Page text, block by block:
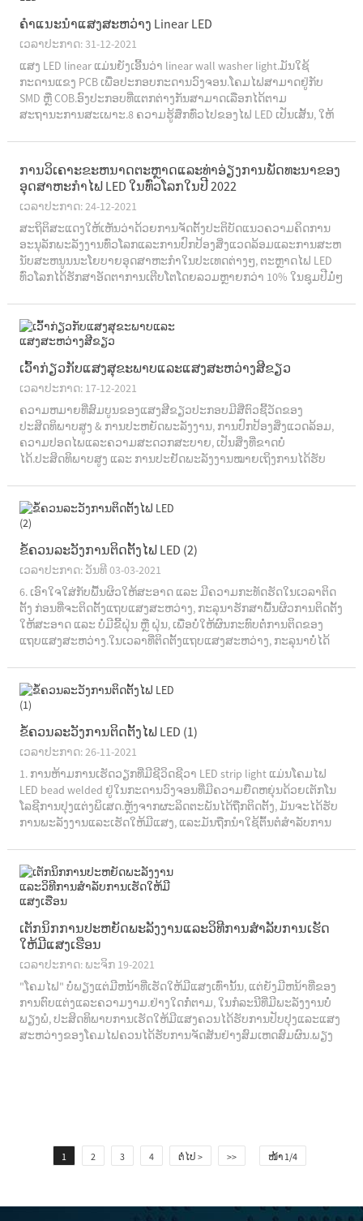
ຄໍາແນະນໍາແສງສະຫວ່າງ Linear LED
ເວລາປະກາດ: 31-12-2021
ແສງ LED linear ແມ່ນຍັງເອີ້ນວ່າ linear wall washer light.ມັນໃຊ້
ກະດານແຂງ PCB ເພື່ອປະກອບກະດານວົງຈອນ.ໂຄມໄຟສາມາດຢູ່ກັບ
SMD ຫຼື COB.ອົງປະກອບທີ່ແຕກຕ່າງກັນສາມາດເລືອກໄດ້ຕາມ
ສະຖານະການສະເພາະ.8 ຄວາມ​ຮູ້​ສຶກ​ທົ່ວ​ໄປ​ຂອງ​ໄຟ LED ເປັນ​ເສັ້ນ​, ໃຫ້​
ການ​ວິ​ເຄາະ​ຂະ​ຫນາດ​ຕະ​ຫຼາດ​ແລະ​ທ່າ​ອ່ຽງ​ການ​ພັດ​ທະ​ນາ​ຂອງ​
ອຸດ​ສາ​ຫະ​ກໍາ​ໄຟ LED ໃນ​ທົ່ວ​ໂລກ​ໃນ​ປີ 2022​
ເວລາປະກາດ: 24-12-2021
ສະຖິຕິສະແດງໃຫ້ເຫັນວ່າດ້ວຍການຈັດຕັ້ງປະຕິບັດແນວຄວາມຄິດການ
ອະນຸລັກພະລັງງານທົ່ວໂລກແລະການປົກປ້ອງສິ່ງແວດລ້ອມແລະການສະຫ
ນັບສະຫນູນນະໂຍບາຍອຸດສາຫະກໍາໃນປະເທດຕ່າງໆ, ຕະຫຼາດໄຟ LED
ທົ່ວໂລກໄດ້ຮັກສາອັດຕາການເຕີບໂຕໂດຍລວມຫຼາຍກວ່າ 10% ໃນຊຸມປີມໍ່ໆ
ເວົ້າກ່ຽວກັບແສງສຸຂະພາບແລະແສງສະຫວ່າງສີຂຽວ
ເວລາປະກາດ: 17-12-2021
ຄວາມຫມາຍທີ່ສົມບູນຂອງແສງສີຂຽວປະກອບມີສີ່ຕົວຊີ້ວັດຂອງ
ປະສິດທິພາບສູງ & ການປະຫຍັດພະລັງງານ, ການປົກປ້ອງສິ່ງແວດລ້ອມ,
ຄວາມປອດໄພແລະຄວາມສະດວກສະບາຍ, ເປັນສິ່ງທີ່ຂາດບໍ່
ໄດ້.ປະສິດທິພາບສູງ ແລະ ການປະຢັດພະລັງງານໝາຍເຖິງການໄດ້ຮັບ
ເຖິງການໄດ້ຮັບແສງໄຟຢ່າງພຽງພໍ.
ຂໍ້​ຄວນ​ລະ​ວັງ​ການ​ຕິດ​ຕັ້ງ​ໄຟ LED (2​)
ເວລາປະກາດ: ວັນທີ 03-03-2021
6. ເອົາໃຈໃສ່ກັບພື້ນຜິວໃຫ້ສະອາດ ແລະ ມີຄວາມກະທັດຮັດໃນເວລາຕິດ
ຕັ້ງ ກ່ອນທີ່ຈະຕິດຕັ້ງແຖບແສງສະຫວ່າງ, ກະລຸນາຮັກສາພື້ນຜິວການຕິດຕັ້ງ
ໃຫ້ສະອາດ ແລະ ບໍ່ມີຂີ້ຝຸ່ນ ຫຼື ຝຸ່ນ, ເພື່ອບໍ່ໃຫ້ຜົນກະທົບຕໍ່ການຕິດຂອງ
ແຖບແສງສະຫວ່າງ.ໃນ​ເວ​ລາ​ທີ່​ຕິດ​ຕັ້ງ​ແຖບ​ແສງ​ສະ​ຫວ່າງ​, ກະ​ລຸ​ນາ​ບໍ່​ໄດ້​
ຂໍ້​ຄວນ​ລະ​ວັງ​ການ​ຕິດ​ຕັ້ງ​ໄຟ LED (1​)
ເວລາປະກາດ: 26-11-2021
1. ການຫ້າມການເຮັດວຽກທີ່ມີຊີວິດຊີວາ LED strip light ແມ່ນໂຄມໄຟ
LED bead welded ຢູ່ໃນກະດານວົງຈອນທີ່ມີຄວາມຍືດຫຍຸ່ນດ້ວຍເຕັກໂນ
ໂລຊີການປຸງແຕ່ງພິເສດ.ຫຼັງຈາກຜະລິດຕະພັນໄດ້ຖືກຕິດຕັ້ງ, ມັນຈະໄດ້ຮັບ
ການພະລັງງານແລະເຮັດໃຫ້ມີແສງ, ແລະມັນຖືກນໍາໃຊ້ຕົ້ນຕໍສໍາລັບການ
ເຕັກນິກການປະຫຍັດພະລັງງານແລະວິທີການສໍາລັບການເຮັດ
ໃຫ້ມີແສງເຮືອນ
ເວລາປະກາດ: ພະຈິກ 19-2021
"ໂຄມໄຟ" ບໍ່ພຽງແຕ່ມີຫນ້າທີ່ເຮັດໃຫ້ມີແສງເທົ່ານັ້ນ, ແຕ່ຍັງມີຫນ້າທີ່ຂອງ
ການຕົບແຕ່ງແລະຄວາມງາມ.ຢ່າງໃດກໍ່ຕາມ, ໃນກໍລະນີທີ່ມີພະລັງງານບໍ່
ພຽງພໍ, ປະສິດທິພາບການເຮັດໃຫ້ມີແສງຄວນໄດ້ຮັບການປັບປຸງແລະແສງ
ສະຫວ່າງຂອງໂຄມໄຟຄວນໄດ້ຮັບການຈັດສັນຢ່າງສົມເຫດສົມຜົນ.ພຽງ
1 2 3 4 ຕໍ່ໄປ > >> ໜ້າ 1/4